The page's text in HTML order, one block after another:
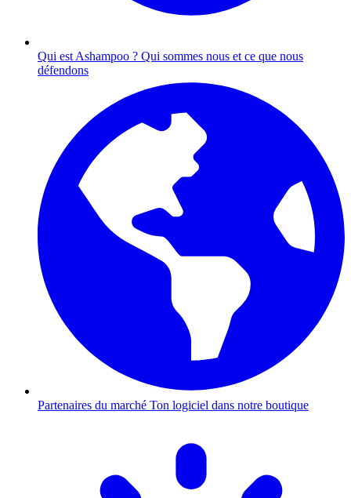
Qui est Ashampoo ? Qui sommes nous et ce que nous
défendons
Partenaires du marché Ton logiciel dans notre boutique